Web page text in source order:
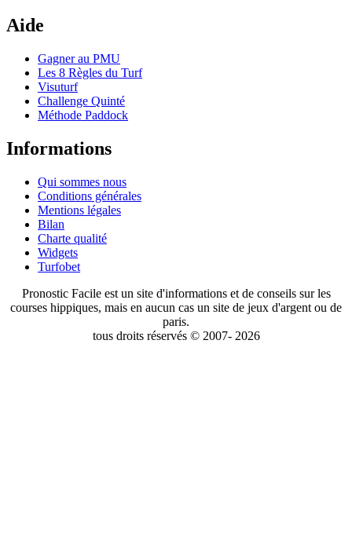
Aide
Gagner au PMU
Les 8 Règles du Turf
Visuturf
Challenge Quinté
Méthode Paddock
Informations
Qui sommes nous
Conditions générales
Mentions légales
Bilan
Charte qualité
Widgets
Turfobet
Pronostic Facile est un site d'informations et de conseils sur les
courses hippiques, mais en aucun cas un site de jeux d'argent ou de
paris.
tous droits réservés © 2007- 2026